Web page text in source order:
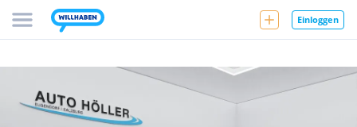
Einloggen